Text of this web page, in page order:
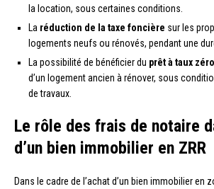
la location, sous certaines conditions.
La réduction de la taxe foncière sur les
logements neufs ou rénovés, pendant une
La possibilité de bénéficier du prêt à taux zéro
d’un logement ancien à rénover, sous
de travaux.
Le rôle des frais de notaire
d’un bien immobilier en ZRR
Dans le cadre de l’achat d’un bien immobilier en